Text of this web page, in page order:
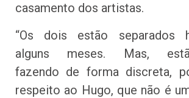
casamento dos artistas.
“Os dois estão separados
alguns meses. Mas,
fazendo de forma discreta,
respeito ao Hugo, que não é